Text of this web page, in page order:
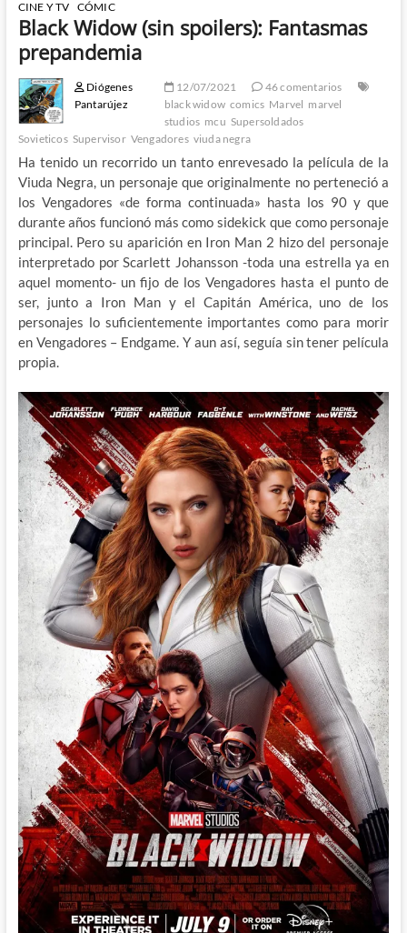
CINE Y TV CÓMIC
Black Widow (sin spoilers): Fantasmas
prepandemia
Diógenes
Pantarújez
12/07/2021
46 comentarios
black widow comics Marvel marvel
studios mcu Supersoldados
Sovieticos Supervisor Vengadores viuda negra
Ha tenido un recorrido un tanto enrevesado la película de la
Viuda Negra, un personaje que originalmente no perteneció a
los Vengadores «de forma continuada» hasta los 90 y que
durante años funcionó más como sidekick que como personaje
principal. Pero su aparición en Iron Man 2 hizo del personaje
interpretado por Scarlett Johansson -toda una estrella ya en
aquel momento- un fijo de los Vengadores hasta el punto de
ser, junto a Iron Man y el Capitán América, uno de los
personajes lo suficientemente importantes como para morir
en Vengadores – Endgame. Y aun así, seguía sin tener película
propia.